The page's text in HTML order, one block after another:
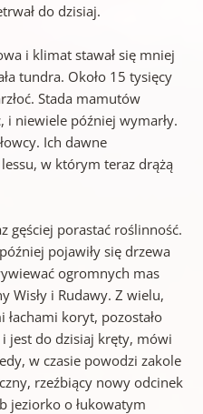
do dzisiaj.
i klimat stawał się mniej
tundra. Około 15 tysięcy
Stada mamutów
i niewiele później wymarły.
Ich dawne
w którym teraz drążą
gęściej porastać roślinność.
pojawiły się drzewa
ogromnych mas
Wisły i Rudawy. Z wielu,
koryt, pozostało
jest do dzisiaj kręty, mówi
w czasie powodzi zakole
rzeźbiący nowy odcinek
jeziorko o łukowatym